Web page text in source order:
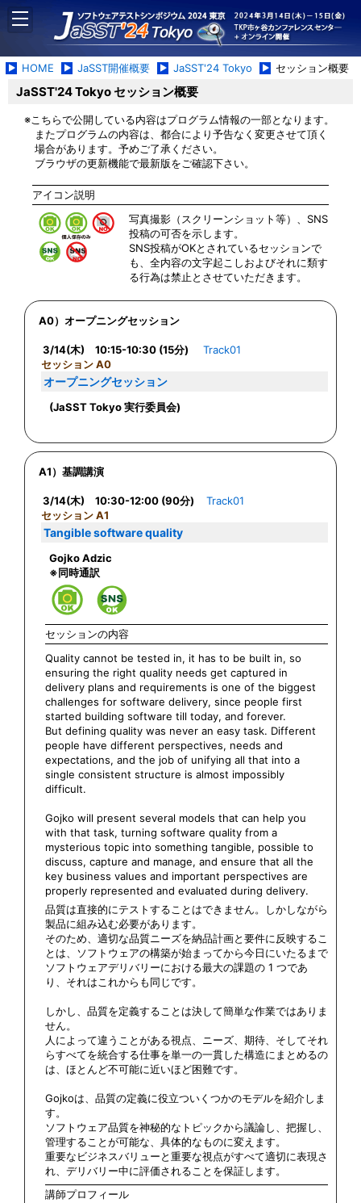
HOME JaSST開催概要 JaSST'24 Tokyo セッション概要
JaSST'24 Tokyo セッション概要
※こちらで公開している内容はプログラム情報の一部となります。
またプログラムの内容は、都合により予告なく変更させて頂く
場合があります。予めご了承ください。
ブラウザの更新機能で最新版をご確認下さい。
アイコン説明
写真撮影（スクリーンショット等）、SNS
投稿の可否を示します。
SNS投稿がOKとされているセッションで
も、全内容の文字起こしおよびそれに類す
る行為は禁止とさせていただきます。
A0）オープニングセッション
3/14(木) 10:15-10:30 (15分)
Track01
セッション A0
オープニングセッション
(JaSST Tokyo 実行委員会)
A1）基調講演
3/14(木) 10:30-12:00 (90分)
Track01
セッション A1
Tangible software quality
Gojko Adzic
※同時通訳
セッションの内容
Quality cannot be tested in, it has to be built in, so
ensuring the right quality needs get captured in
delivery plans and requirements is one of the biggest
challenges for software delivery, since people first
started building software till today, and forever.
But defining quality was never an easy task. Different
people have different perspectives, needs and
expectations, and the job of unifying all that into a
single consistent structure is almost impossibly
difficult.
Gojko will present several models that can help you
with that task, turning software quality from a
mysterious topic into something tangible, possible to
discuss, capture and manage, and ensure that all the
key business values and important perspectives are
properly represented and evaluated during delivery.
品質は直接的にテストすることはできません。しかしながら
製品に組み込む必要があります。
そのため、適切な品質ニーズを納品計画と要件に反映するこ
とは、ソフトウェアの構築が始まってから今日にいたるまで
ソフトウェアデリバリーにおける最大の課題の 1 つであ
り、それはこれからも同じです。
しかし、品質を定義することは決して簡単な作業ではありま
せん。
人によって違うことがある視点、ニーズ、期待、そしてそれ
らすべてを統合する仕事を単一の一貫した構造にまとめるの
は、ほとんど不可能に近いほど困難です。
Gojkoは、品質の定義に役立ついくつかのモデルを紹介しま
す。
ソフトウェア品質を神秘的なトピックから議論し、把握し、
管理することが可能な、具体的なものに変えます。
重要なビジネスバリューと重要な視点がすべて適切に表現さ
れ、デリバリー中に評価されることを保証します。
講師プロフィール